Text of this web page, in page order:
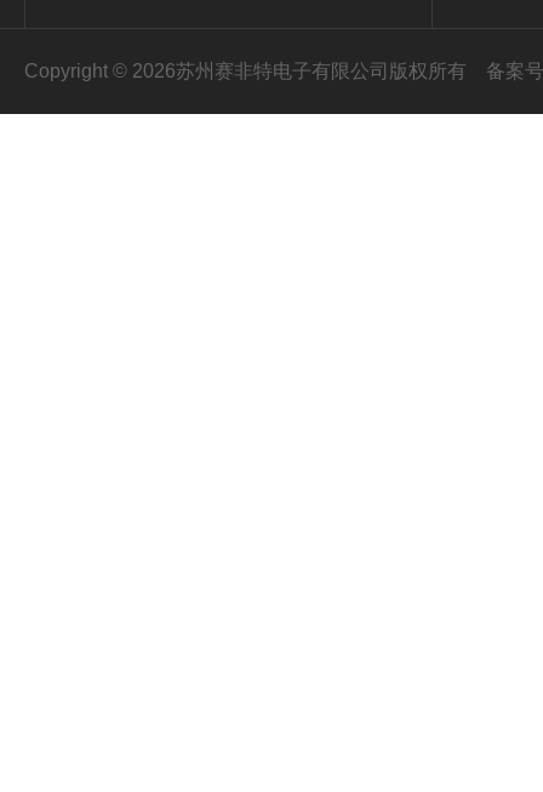
Copyright © 2026苏州赛非特电子有限公司版权所有 备案